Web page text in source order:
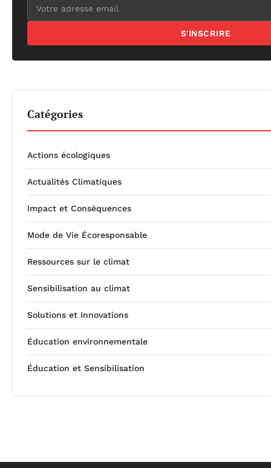
S'INSCRIRE
Catégories
Actions écologiques
Actualités Climatiques
Impact et Conséquences
Mode de Vie Écoresponsable
Ressources sur le climat
Sensibilisation au climat
Solutions et Innovations
Éducation environnementale
Éducation et Sensibilisation